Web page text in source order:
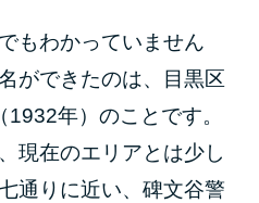
もわかっていません
ができたのは、目黒区
年）のことです。
現在のエリアとは少し
通りに近い、碑文谷警